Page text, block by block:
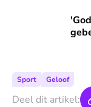
'God is de beste
Sport Geloof
Deel dit artikel: